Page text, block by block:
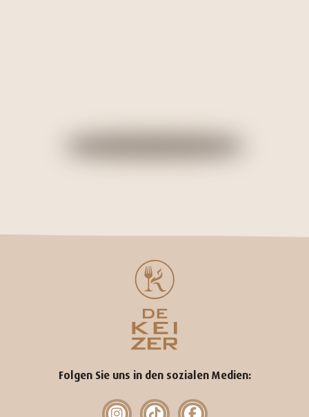
Folgen Sie uns in den sozialen Medien: